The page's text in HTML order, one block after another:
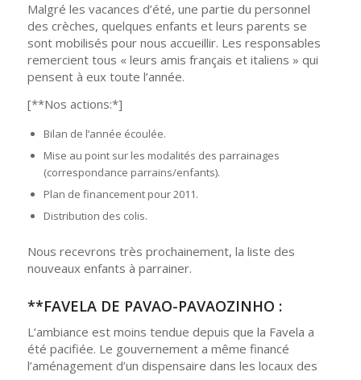
Malgré les vacances d’été, une partie du personnel
des crèches, quelques enfants et leurs parents se
sont mobilisés pour nous accueillir. Les responsables
remercient tous « leurs amis français et italiens » qui
pensent à eux toute l’année.
[**Nos actions:*]
Bilan de l’année écoulée.
Mise au point sur les modalités des parrainages
(correspondance parrains/enfants).
Plan de financement pour 2011.
Distribution des colis.
Nous recevrons très prochainement, la liste des
nouveaux enfants à parrainer.
**FAVELA DE PAVAO-PAVAOZINHO :
L’ambiance est moins tendue depuis que la Favela a
été pacifiée. Le gouvernement a même financé
l’aménagement d’un dispensaire dans les locaux des